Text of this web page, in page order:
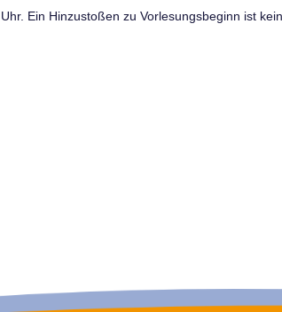
Ein Hinzustoßen zu Vorlesungsbeginn ist